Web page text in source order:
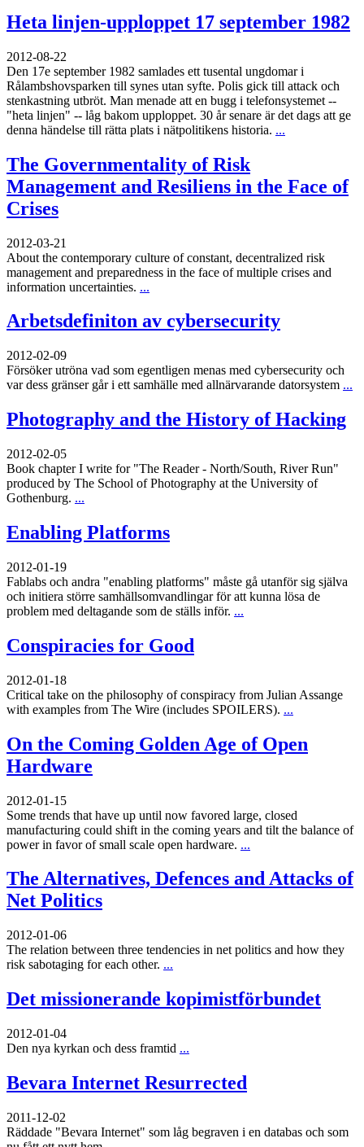
Heta linjen-upploppet 17 september 1982
2012-08-22
Den 17e september 1982 samlades ett tusental ungdomar i
Rålambshovsparken till synes utan syfte. Polis gick till attack och
stenkastning utbröt. Man menade att en bugg i telefonsystemet --
"heta linjen" -- låg bakom upploppet. 30 år senare är det dags att ge
denna händelse till rätta plats i nätpolitikens historia. ...
The Governmentality of Risk
Management and Resiliens in the Face of
Crises
2012-03-21
About the contemporary culture of constant, decentralized risk
management and preparedness in the face of multiple crises and
information uncertainties. ...
Arbetsdefiniton av cybersecurity
2012-02-09
Försöker utröna vad som egentligen menas med cybersecurity och
var dess gränser går i ett samhälle med allnärvarande datorsystem ...
Photography and the History of Hacking
2012-02-05
Book chapter I write for "The Reader - North/South, River Run"
produced by The School of Photography at the University of
Gothenburg. ...
Enabling Platforms
2012-01-19
Fablabs och andra "enabling platforms" måste gå utanför sig själva
och initiera större samhällsomvandlingar för att kunna lösa de
problem med deltagande som de ställs inför. ...
Conspiracies for Good
2012-01-18
Critical take on the philosophy of conspiracy from Julian Assange
with examples from The Wire (includes SPOILERS). ...
On the Coming Golden Age of Open
Hardware
2012-01-15
Some trends that have up until now favored large, closed
manufacturing could shift in the coming years and tilt the balance of
power in favor of small scale open hardware. ...
The Alternatives, Defences and Attacks of
Net Politics
2012-01-06
The relation between three tendencies in net politics and how they
risk sabotaging for each other. ...
Det missionerande kopimistförbundet
2012-01-04
Den nya kyrkan och dess framtid ...
Bevara Internet Resurrected
2011-12-02
Räddade "Bevara Internet" som låg begraven i en databas och som